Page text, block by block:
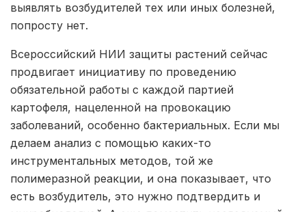
выявлять возбудителей тех или иных болезней,
попросту нет.
Всероссийский НИИ защиты растений сейчас
продвигает инициативу по проведению
обязательной работы с каждой партией
картофеля, нацеленной на провокацию
заболеваний, особенно бактериальных. Если мы
делаем анализ с помощью каких-то
инструментальных методов, той же
полимеразной реакции, и она показывает, что
есть возбудитель, это нужно подтвердить и